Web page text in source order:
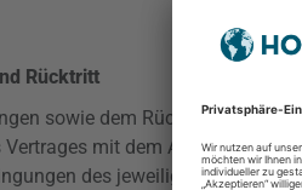
Rücktritt
sowie dem Rücktritt vom
mit dem Anbieter der
des jeweiligen Anbieters